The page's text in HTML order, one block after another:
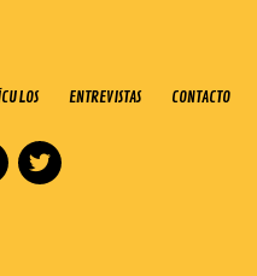
ENTREVISTAS CONTACTO